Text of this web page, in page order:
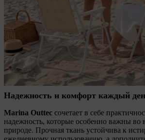
Надежность и комфорт каждый
Marina Outtec сочетает в себе
надежность, которые особенно важны во
природе. Прочная ткань устойчива к